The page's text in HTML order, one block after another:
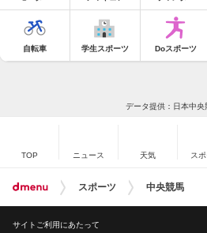
自転車 学生スポーツ Doスポーツ
データ提供：日本中央
TOP ニュース 天気 ス
スポーツ 中央競馬
サイトご利用にあたって